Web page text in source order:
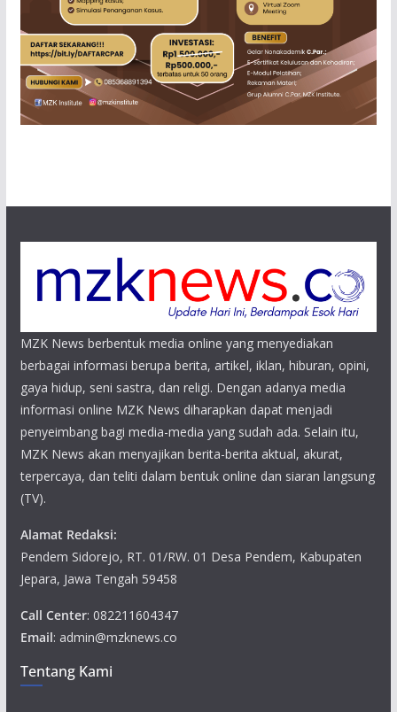
MZK News berbentuk media online yang menyediakan
berbagai informasi berupa berita, artikel, iklan, hiburan, opini,
gaya hidup, seni sastra, dan religi. Dengan adanya media
informasi online MZK News diharapkan dapat menjadi
penyeimbang bagi media-media yang sudah ada. Selain itu,
MZK News akan menyajikan berita-berita aktual, akurat,
terpercaya, dan teliti dalam bentuk online dan siaran langsung
(TV).
Alamat Redaksi:
Pendem Sidorejo, RT. 01/RW. 01 Desa Pendem, Kabupaten
Jepara, Jawa Tengah 59458
Call Center: 082211604347
Email: admin@mzknews.co
Tentang Kami